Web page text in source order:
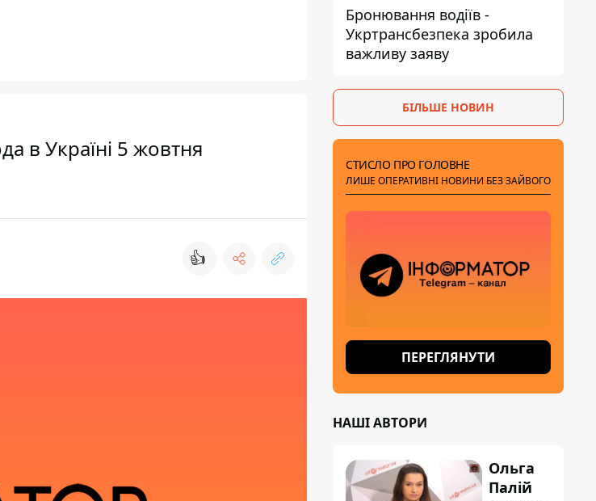
в Україні 5 жовтня
👍
Бронювання водіїв -
Укртрансбезпека зробила
важливу заяву
БІЛЬШЕ НОВИН
СТИСЛО ПРО ГОЛОВНЕ
ЛИШЕ ОПЕРАТИВНІ НОВИНИ БЕЗ ЗАЙВОГО
ПЕРЕГЛЯНУТИ
НАШІ АВТОРИ
Ольга
Палій